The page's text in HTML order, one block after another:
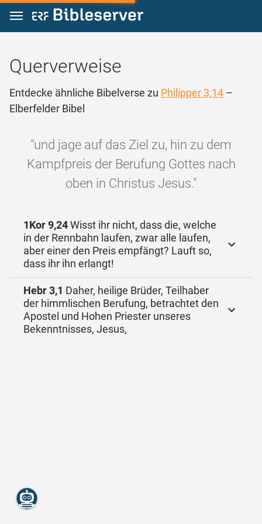
Zum Inhalt springen
Querverweise
Entdecke ähnliche Bibelverse zu Philipper 3,14 –
Elberfelder Bibel
"und jage auf das Ziel zu, hin zu dem
Kampfpreis der Berufung Gottes nach
oben in Christus Jesus."
1Kor 9,24Wisst ihr nicht, dass die, welche
in der Rennbahn laufen, zwar alle laufen,
aber einer den Preis empfängt? Lauft so,
dass ihr ihn erlangt!
Hebr 3,1 Daher, heilige Brüder, Teilhaber
der himmlischen Berufung, betrachtet den
Apostel und Hohen Priester unseres
Bekenntnisses, Jesus,